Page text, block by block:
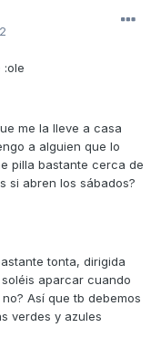
:ole
me la lleve a casa
a alguien que lo
pilla bastante cerca de
si abren los sábados?
tonta, dirigida
aparcar cuando
Así que tb debemos
verdes y azules